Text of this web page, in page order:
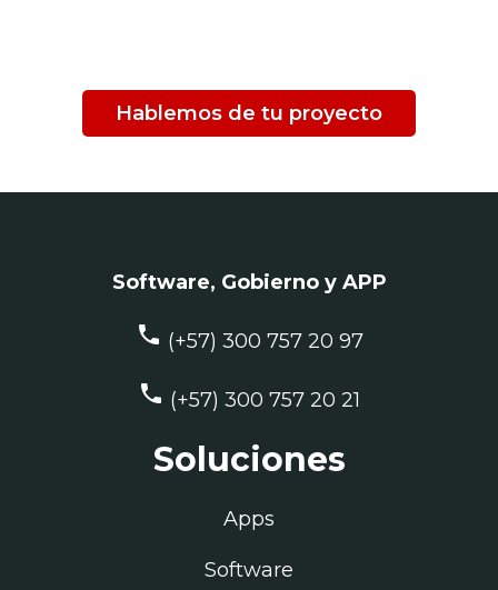
Hablemos de tu proyecto
Software, Gobierno y APP
phone (+57) 300 757 20 97
phone (+57) 300 757 20 21
Soluciones
Apps
Software